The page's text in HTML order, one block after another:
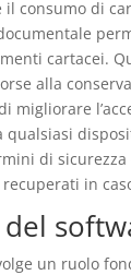
consumo di
cartacei.
alla
migliorare
di
in
del
un ruolo